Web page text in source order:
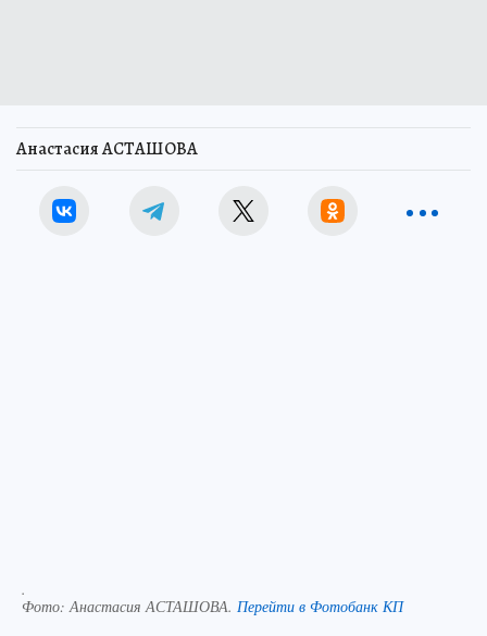
Анастасия АСТАШОВА
.
Фото:Анастасия АСТАШОВА. Перейти в Фотобанк КП